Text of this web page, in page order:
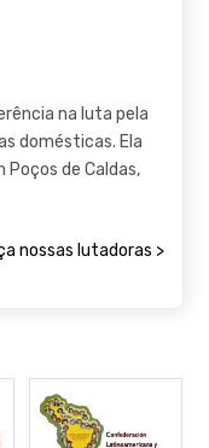
na luta pela
domésticas. Ela
de Caldas,
nossas lutadoras >